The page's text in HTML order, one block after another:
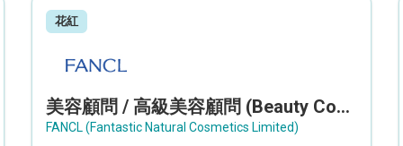
花紅
美容顧問 / 高級美容顧問 (Beauty Consultant / Senior Beauty Consultant)
FANCL (Fantastic Natural Cosmetics Limited)